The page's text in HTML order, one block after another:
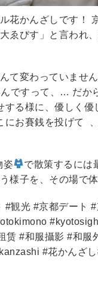
花かんざしです！
ゑびす」と言われ
て変わっていませ
ですって、… だか
る様に、優しく
お賽銭を投げて
姿 で散策するには
様子を、その場で体
#観光 #京都デート
赁 #和服攝影 #和服
#花かんざ